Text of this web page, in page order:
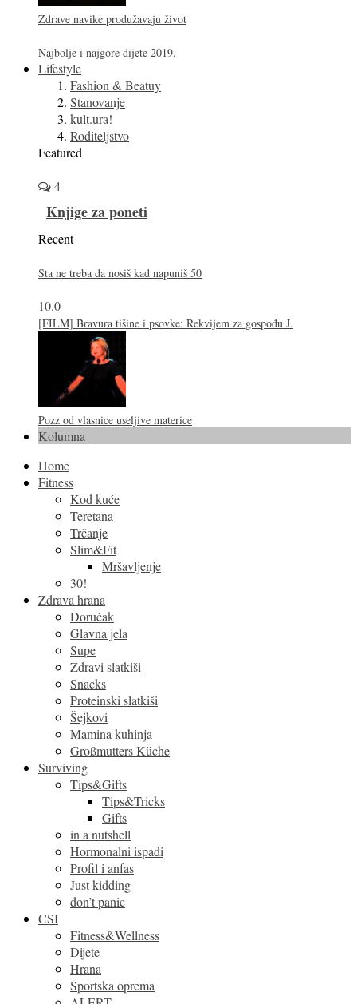
Zdrave navike produžavaju život
Najbolje i najgore dijete 2019.
Lifestyle
Fashion & Beatuy
Stanovanje
kult.ura!
Roditeljstvo
Featured
4
Knjige za poneti
Recent
Šta ne treba da nosiš kad napuniš 50
10.0
[FILM] Bravura tišine i psovke: Rekvijem za gospođu J.
Pozz od vlasnice useljive materice
Kolumna
Home
Fitness
Kod kuće
Teretana
Trčanje
Slim&Fit
Mršavljenje
30!
Zdrava hrana
Doručak
Glavna jela
Supe
Zdravi slatkiši
Snacks
Proteinski slatkiši
Šejkovi
Mamina kuhinja
Großmutters Küche
Surviving
Tips&Gifts
Tips&Tricks
Gifts
in a nutshell
Hormonalni ispadi
Profil i anfas
Just kidding
don’t panic
CSI
Fitness&Wellness
Dijete
Hrana
Sportska oprema